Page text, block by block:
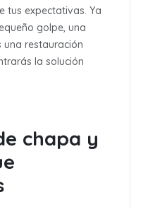
tus expectativas. Ya
golpe, una
una restauración
la solución
chapa y